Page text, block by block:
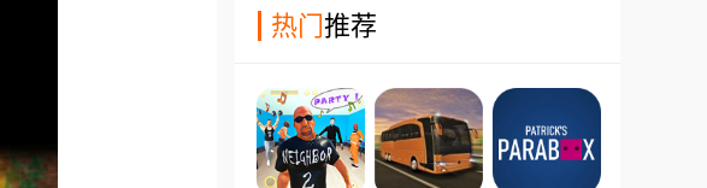
热门推荐